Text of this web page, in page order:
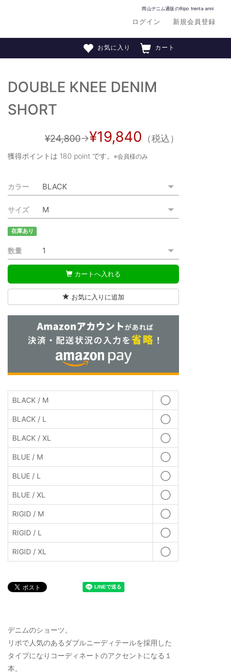
岡山デニム通販のRipo trenta anni
ログイン 新規会員登録
カート
お気に入り
DOUBLE KNEE DENIM
SHORT
¥24,800→¥19,840 （税込）
獲得ポイントは 180 point です。※会員様のみ
カラー
サイズ
在庫あり
数量
カートへ入れる
お気に入りに追加
BLACK / M ◯
BLACK / L ◯
BLACK / XL ◯
BLUE / M ◯
BLUE / L ◯
BLUE / XL ◯
RIGID / M ◯
RIGID / L ◯
RIGID / XL ◯
デニムのショーツ。
リポで人気のあるダブルニーディテールを採用した
タイプになりコーディネートのアクセントになる１
本。